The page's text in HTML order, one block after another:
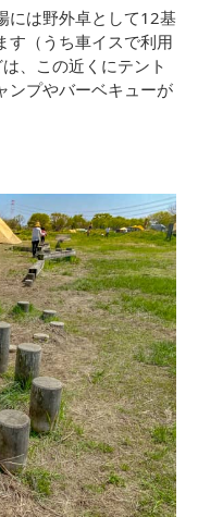
には野外卓として12基
す（うち車イスで利用
、この近くにテント
ンプやバーベキューが